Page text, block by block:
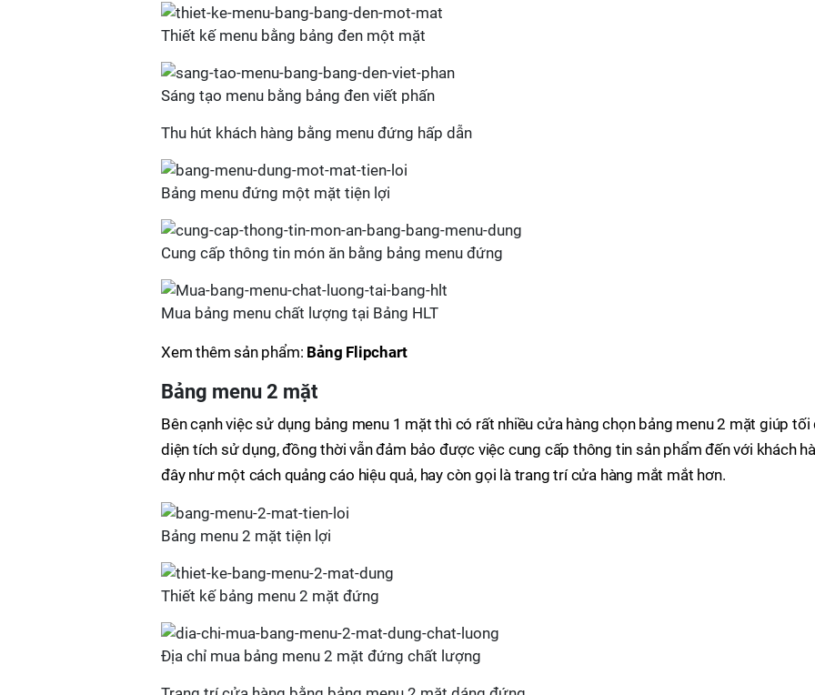
Thiết kế menu bằng bảng đen một mặt
Sáng tạo menu bằng bảng đen viết phấn
Thu hút khách hàng bằng menu đứng hấp dẫn
Bảng menu đứng một mặt tiện lợi
Cung cấp thông tin món ăn bằng bảng menu đứng
Mua bảng menu chất lượng tại Bảng HLT
Xem thêm sản phẩm: Bảng Flipchart
Bảng menu 2 mặt
Bên cạnh việc sử dụng bảng menu 1 mặt thì có rất nhiều cửa hàng chọn bảng menu 2 mặt giúp tối
diện tích sử dụng, đồng thời vẫn đảm bảo được việc cung cấp thông tin sản phẩm đến với khách
đây như một cách quảng cáo hiệu quả, hay còn gọi là trang trí cửa hàng mắt mắt hơn.
Bảng menu 2 mặt tiện lợi
Thiết kế bảng menu 2 mặt đứng
Địa chỉ mua bảng menu 2 mặt đứng chất lượng